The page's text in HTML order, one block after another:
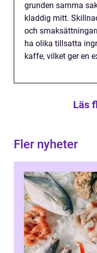
grunden samma
kladdig mitt.
och
ha olika tillsatta
kaffe, vilket ger en
Läs
Fler nyheter